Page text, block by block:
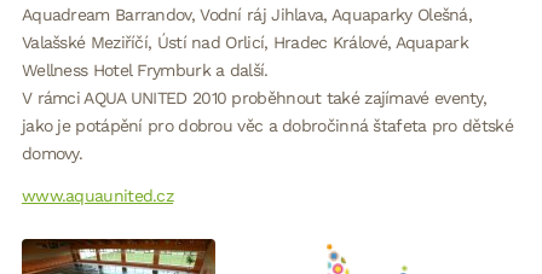
Aquadream Barrandov, Vodní ráj Jihlava, Aquaparky Olešná,
Valašské Meziříčí, Ústí nad Orlicí, Hradec Králové, Aquapark
Wellness Hotel Frymburk a další.
V rámci AQUA UNITED 2010 proběhnout také zajímavé eventy,
jako je potápění pro dobrou věc a dobročinná štafeta pro dětské
domovy.
www.aquaunited.cz